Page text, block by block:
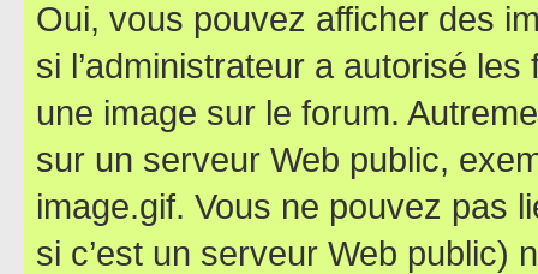
Oui, vous pouvez afficher des
si l’administrateur a autorisé
une image sur le forum.
sur un serveur Web public,
image.gif. Vous ne pouvez pas
si c’est un serveur Web public)